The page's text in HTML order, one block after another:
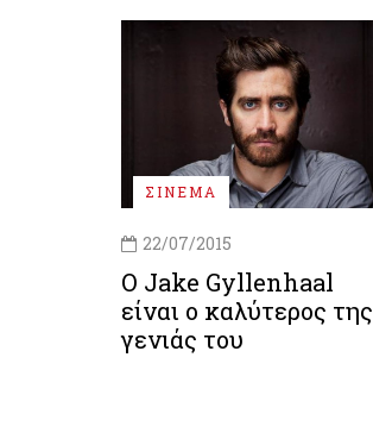
ΣΙΝΕΜΑ
22/07/2015
Ο Jake Gyllenhaal
είναι ο καλύτερος της
γενιάς του